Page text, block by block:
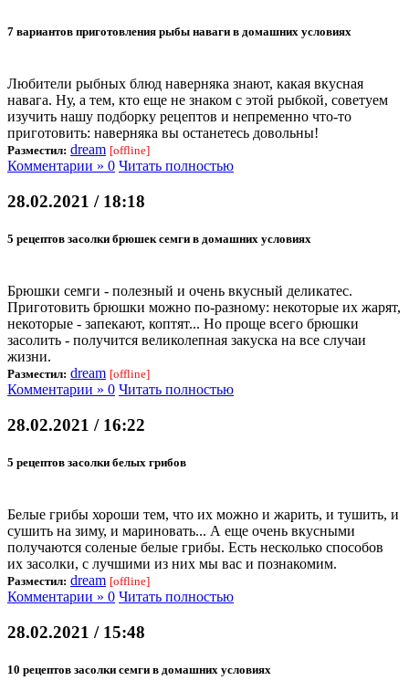
7 вариантов приготовления рыбы наваги в домашних условиях
Любители рыбных блюд наверняка знают, какая вкусная
навага. Ну, а тем, кто еще не знаком с этой рыбкой, советуем
изучить нашу подборку рецептов и непременно что-то
приготовить: наверняка вы останетесь довольны!
Разместил: dream [offline]
Комментарии » 0 Читать полностью
28.02.2021 / 18:18
5 рецептов засолки брюшек семги в домашних условиях
Брюшки семги - полезный и очень вкусный деликатес.
Приготовить брюшки можно по-разному: некоторые их жарят,
некоторые - запекают, коптят... Но проще всего брюшки
засолить - получится великолепная закуска на все случаи
жизни.
Разместил: dream [offline]
Комментарии » 0 Читать полностью
28.02.2021 / 16:22
5 рецептов засолки белых грибов
Белые грибы хороши тем, что их можно и жарить, и тушить, и
сушить на зиму, и мариновать... А еще очень вкусными
получаются соленые белые грибы. Есть несколько способов
их засолки, с лучшими из них мы вас и познакомим.
Разместил: dream [offline]
Комментарии » 0 Читать полностью
28.02.2021 / 15:48
10 рецептов засолки семги в домашних условиях